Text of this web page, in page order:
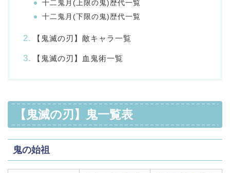
十二鬼月(上限の鬼)歴代一覧
十二鬼月(下限の鬼)歴代一覧
【鬼滅の刃】敵キャラ一覧
【鬼滅の刃】血鬼術一覧
【鬼滅の刃】鬼一覧表
鬼の始祖